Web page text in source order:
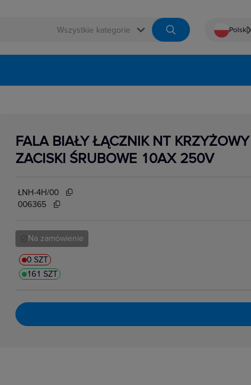
 Polski
Język
FALA BIAŁY ŁĄCZNIK NT
ZACISKI ŚRUBOWE 10AX 250V
ŁNH-4H/00
006365
Na zamówienie
0 SZT
161 SZT